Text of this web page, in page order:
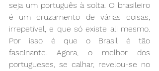
seja um português à solta. O brasileiro
é um cruzamento de várias coisas,
irrepetível, e que só existe ali mesmo.
Por isso é que o Brasil é tão
fascinante. Agora, o melhor dos
portugueses, se calhar, revelou-se no